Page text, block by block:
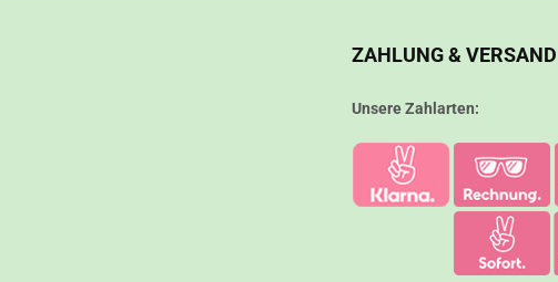
ZAHLUNG & VERSAND
Unsere Zahlarten: